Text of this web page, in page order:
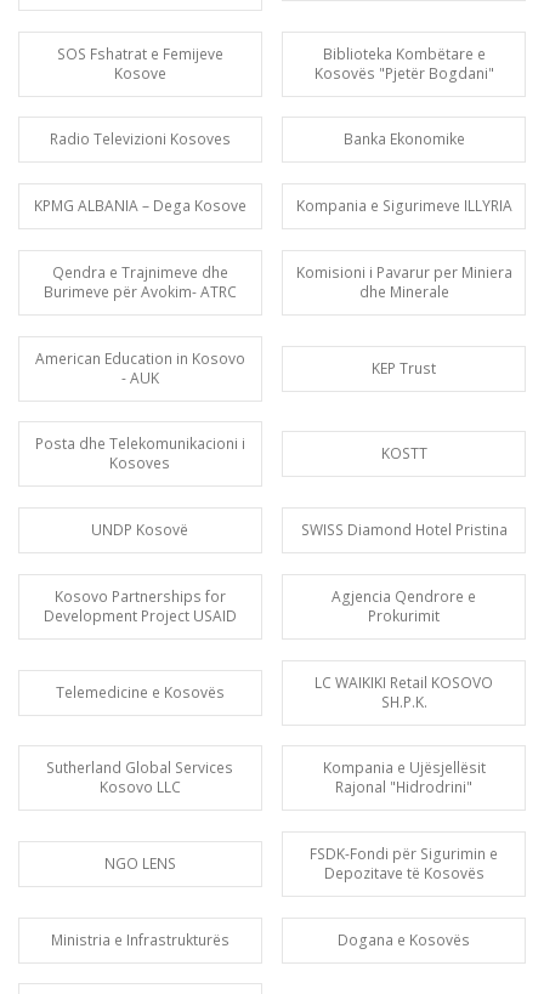
SOS Fshatrat e Femijeve
Kosove
Biblioteka Kombëtare e
Kosovës "Pjetër Bogdani"
Radio Televizioni Kosoves Banka Ekonomike
KPMG ALBANIA – Dega Kosove Kompania e Sigurimeve ILLYRIA
Qendra e Trajnimeve dhe
Burimeve për Avokim- ATRC
Komisioni i Pavarur per Miniera
dhe Minerale
American Education in Kosovo
- AUK
KEP Trust
Posta dhe Telekomunikacioni i
Kosoves
KOSTT
UNDP Kosovë SWISS Diamond Hotel Pristina
Kosovo Partnerships for
Development Project USAID
Agjencia Qendrore e
Prokurimit
Telemedicine e Kosovës
LC WAIKIKI Retail KOSOVO
SH.P.K.
Sutherland Global Services
Kosovo LLC
Kompania e Ujësjellësit
Rajonal "Hidrodrini"
NGO LENS
FSDK-Fondi për Sigurimin e
Depozitave të Kosovës
Ministria e Infrastrukturës Dogana e Kosovës